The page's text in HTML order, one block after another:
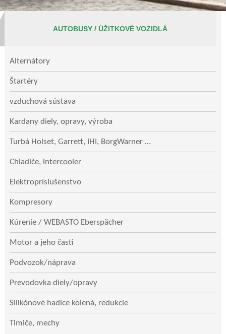
AUTOBUSY / ÚŽITKOVÉ VOZIDLÁ
Alternátory
Štartéry
vzduchová sústava
Kardany diely, opravy, výroba
Turbá Holset, Garrett, IHI, BorgWarner …
Chladiče, intercooler
Elektropríslušenstvo
Kompresory
Kúrenie / WEBASTO Eberspächer
Motor a jeho časti
Podvozok/náprava
Prevodovka diely/opravy
Silikónové hadice kolená, redukcie
Tlmiče, mechy